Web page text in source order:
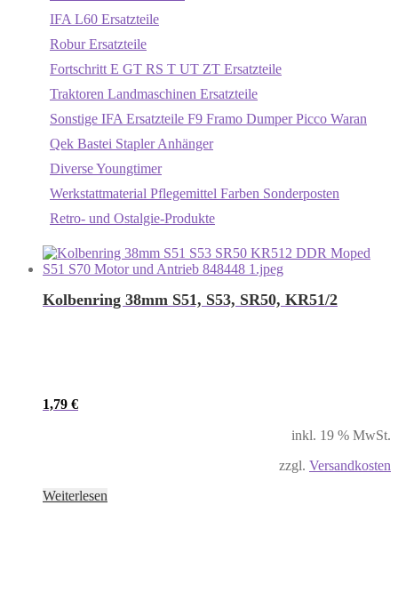
IFA L60 Ersatzteile
Robur Ersatzteile
Fortschritt E GT RS T UT ZT Ersatzteile
Traktoren Landmaschinen Ersatzteile
Sonstige IFA Ersatzteile F9 Framo Dumper Picco Waran
Qek Bastei Stapler Anhänger
Diverse Youngtimer
Werkstattmaterial Pflegemittel Farben Sonderposten
Retro- und Ostalgie-Produkte
Kolbenring 38mm S51, S53, SR50, KR51/2
1,79 €
inkl. 19 % MwSt.
zzgl. Versandkosten
Weiterlesen